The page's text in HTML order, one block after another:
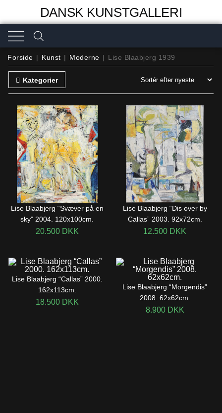
DANSK KUNSTGALLERI
Forside | Kunst | Moderne | Lise Blaabjerg 1939
Kategorier
Lise Blaabjerg “Svæver på en
sky” 2004. 120x100cm.
20.500 DKK
Lise Blaabjerg “Dis over by
Callas” 2003. 92x72cm.
12.500 DKK
Lise Blaabjerg “Callas” 2000.
162x113cm.
18.500 DKK
Lise Blaabjerg “Morgendis”
2008. 62x62cm.
8.900 DKK